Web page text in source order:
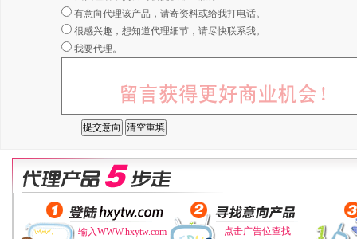
有意向代理该产品，请寄资料或给我打电话。
很感兴趣，想知道代理细节，请尽快联系我。
我要代理。
输入WWW.hxytw.com
点击广告位查找